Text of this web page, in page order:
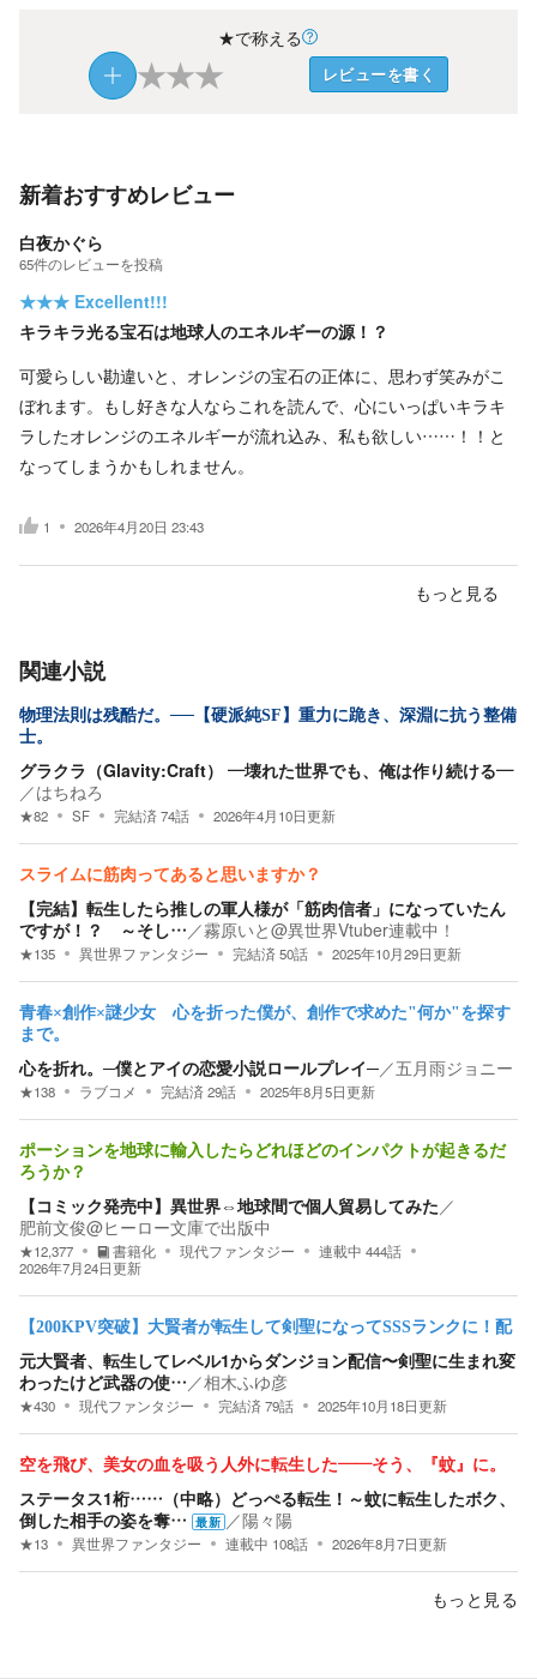
★で称える
★★★ レビューを書く
新着おすすめレビュー
白夜かぐら
65件のレビューを投稿
★★★ Excellent!!!
キラキラ光る宝石は地球人のエネルギーの源！？
可愛らしい勘違いと、オレンジの宝石の正体に、思わず笑みがこ
ぼれます。もし好きな人ならこれを読んで、心にいっぱいキラキ
ラしたオレンジのエネルギーが流れ込み、私も欲しい……！！と
なってしまうかもしれません。
1 2026年4月20日 23:43
もっと見る
関連小説
物理法則は残酷だ。──【硬派純SF】重力に跪き、深淵に抗う整備
士。
グラクラ（Glavity:Craft） ―壊れた世界でも、俺は作り続ける―
／はちねろ
★82 SF 完結済74話 2026年4月10日更新
スライムに筋肉ってあると思いますか？
【完結】転生したら推しの軍人様が「筋肉信者」になっていたん
ですが！？ ～そし…／霧原いと@異世界Vtuber連載中！
★135 異世界ファンタジー 完結済50話 2025年10月29日更新
青春×創作×謎少女 心を折った僕が、創作で求めた"何か"を探す
まで。
心を折れ。─僕とアイの恋愛小説ロールプレイ─／五月雨ジョニー
★138 ラブコメ 完結済29話 2025年8月5日更新
ポーションを地球に輸入したらどれほどのインパクトが起きるだ
ろうか？
【コミック発売中】異世界⇔地球間で個人貿易してみた／
肥前文俊@ヒーロー文庫で出版中
★12,377 書籍化 現代ファンタジー 連載中 444話
2026年7月24日更新
【200KPV突破】大賢者が転生して剣聖になってSSSランクに！配
元大賢者、転生してレベル1からダンジョン配信〜剣聖に生まれ変
わったけど武器の使…／相木ふゆ彦
★430 現代ファンタジー 完結済79話 2025年10月18日更新
空を飛び、美女の血を吸う人外に転生した――そう、『蚊』に。
ステータス1桁……（中略）どっぺる転生！～蚊に転生したボク、
倒した相手の姿を奪… 最新 ／陽々陽
★13 異世界ファンタジー 連載中 108話 2026年8月7日更新
もっと見る